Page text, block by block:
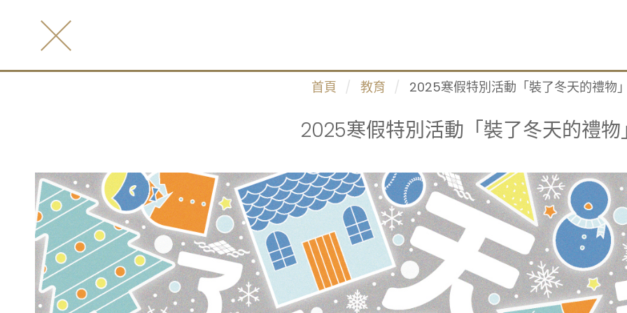
首頁 教育 2025寒假特別活動「裝了冬天的禮物
2025寒假特別活動「裝了冬天的禮物